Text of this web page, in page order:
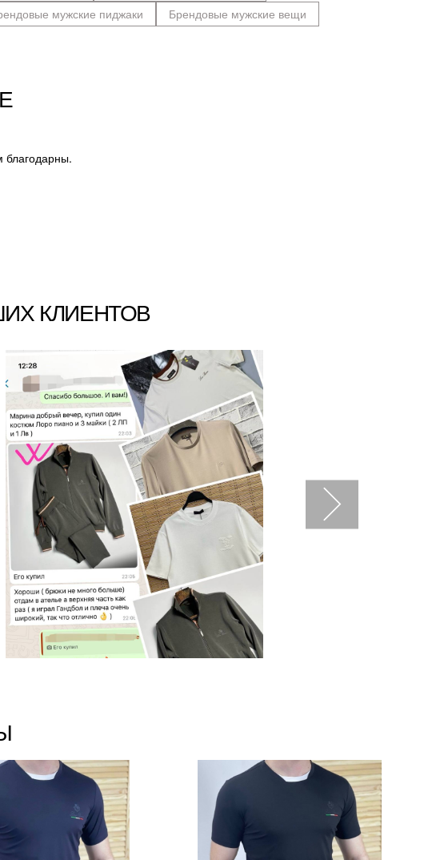
мужские пиджаки
Брендовые мужские вещи
благодарны.
КЛИЕНТОВ